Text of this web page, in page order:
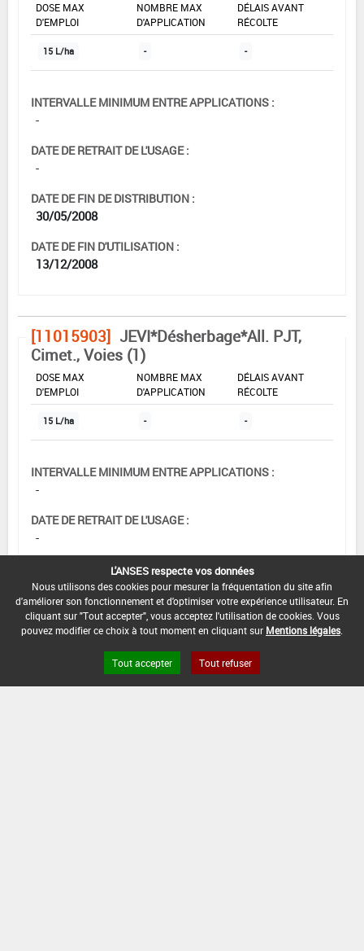
DOSE MAX
D'EMPLOI
NOMBRE MAX
D'APPLICATION
DÉLAIS AVANT
RÉCOLTE
15 L/ha - -
INTERVALLE MINIMUM ENTRE APPLICATIONS :
-
DATE DE RETRAIT DE L'USAGE :
-
DATE DE FIN DE DISTRIBUTION :
30/05/2008
DATE DE FIN D'UTILISATION :
13/12/2008
[11015903] JEVI*Désherbage*All. PJT,
Cimet., Voies (1)
DOSE MAX
D'EMPLOI
NOMBRE MAX
D'APPLICATION
DÉLAIS AVANT
RÉCOLTE
15 L/ha - -
INTERVALLE MINIMUM ENTRE APPLICATIONS :
-
DATE DE RETRAIT DE L'USAGE :
-
DATE DE FIN DE DISTRIBUTION :
30/05/2008
DATE DE FIN D'UTILISATION :
13/12/2008
L'ANSES respecte vos données
Nous utilisons des cookies pour mesurer la fréquentation du site afin
d'améliorer son fonctionnement et d'optimiser votre expérience utilisateur. En
cliquant sur "Tout accepter", vous acceptez l'utilisation de cookies. Vous
pouvez modifier ce choix à tout moment en cliquant sur Mentions légales
Tout accepter Tout refuser